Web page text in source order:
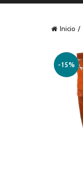
Inicio
-15%